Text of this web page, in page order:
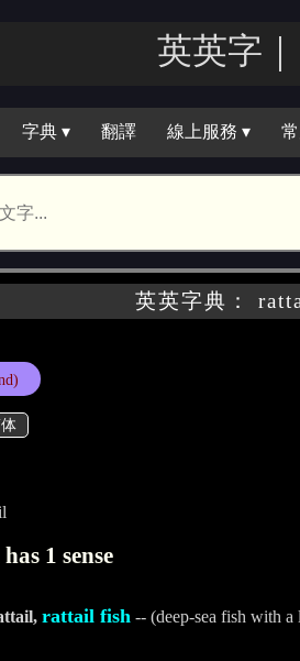
英英｜
字典 ▾ 翻譯 線上服務 ▾
英英字典：
1 sense
rattail fish -- (deep-sea fish with